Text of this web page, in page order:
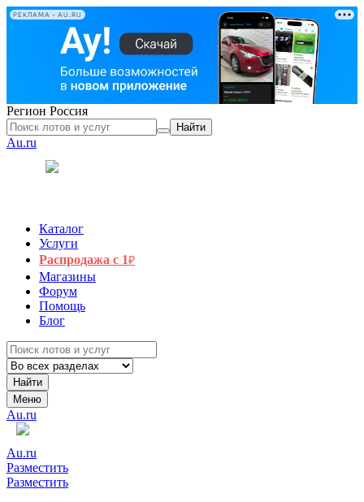
РЕКЛАМА • AU.RU
Регион Россия
Найти
Au.ru
Каталог
Услуги
Распродажа с 1₽
Магазины
Форум
Помощь
Блог
Найти
Меню
Au.ru
Au.ru
Разместить
Разместить